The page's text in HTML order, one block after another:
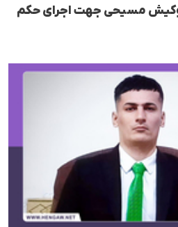
مسیحی جهت اجرای حکم